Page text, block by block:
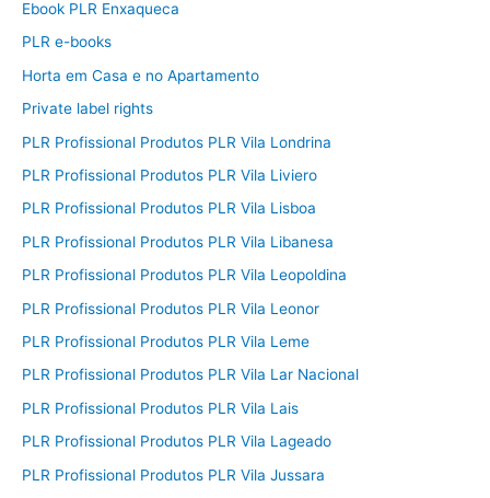
Ebook PLR Enxaqueca
PLR e-books
Horta em Casa e no Apartamento
Private label rights
PLR Profissional Produtos PLR Vila Londrina
PLR Profissional Produtos PLR Vila Liviero
PLR Profissional Produtos PLR Vila Lisboa
PLR Profissional Produtos PLR Vila Libanesa
PLR Profissional Produtos PLR Vila Leopoldina
PLR Profissional Produtos PLR Vila Leonor
PLR Profissional Produtos PLR Vila Leme
PLR Profissional Produtos PLR Vila Lar Nacional
PLR Profissional Produtos PLR Vila Lais
PLR Profissional Produtos PLR Vila Lageado
PLR Profissional Produtos PLR Vila Jussara